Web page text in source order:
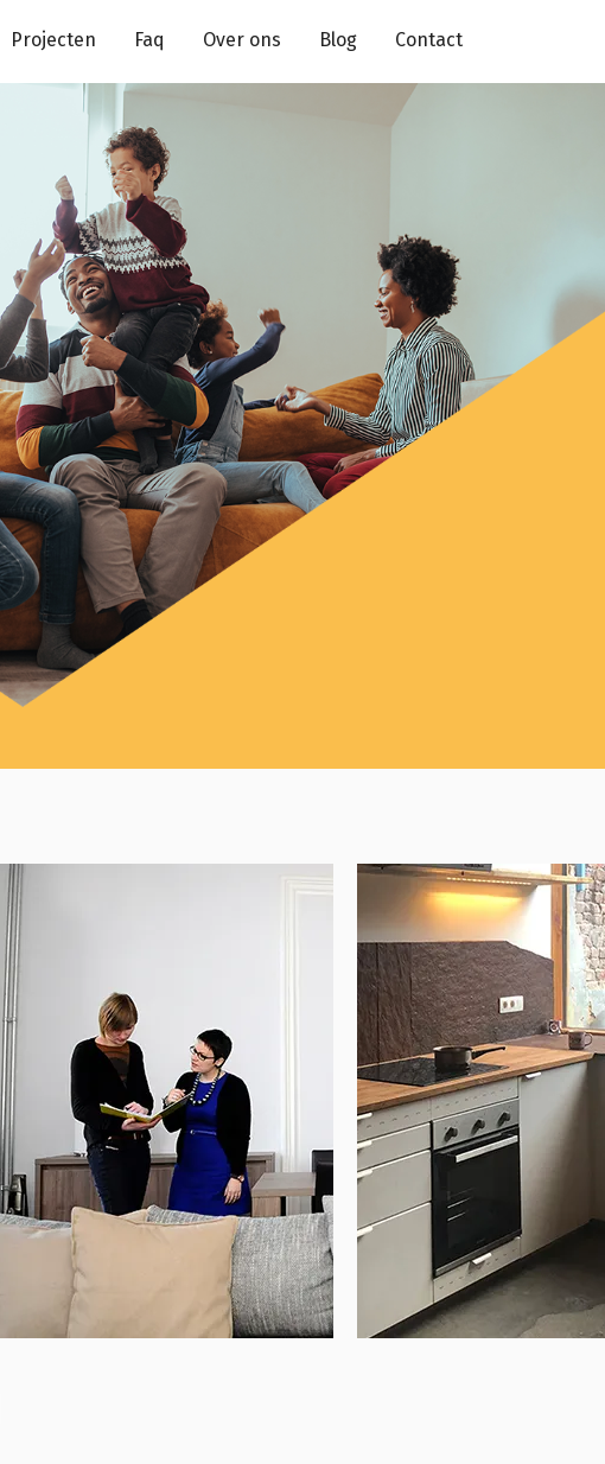
Projecten Faq Over ons Blog Contact